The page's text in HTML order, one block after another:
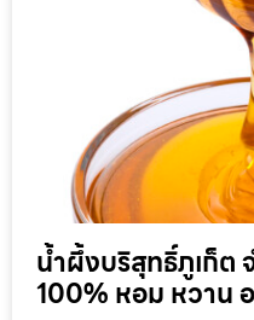
น้ำผึ้งบริสุทธิ์ภูเก็ต
100% หอม หวาน